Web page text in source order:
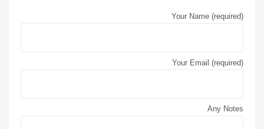
Your Name (required)
Your Email (required)
Any Notes